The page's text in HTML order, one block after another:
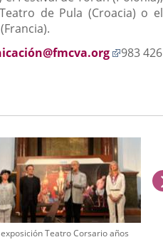
de Pula (Croacia) o el
Enlace
983 426
exposición Teatro Corsario años